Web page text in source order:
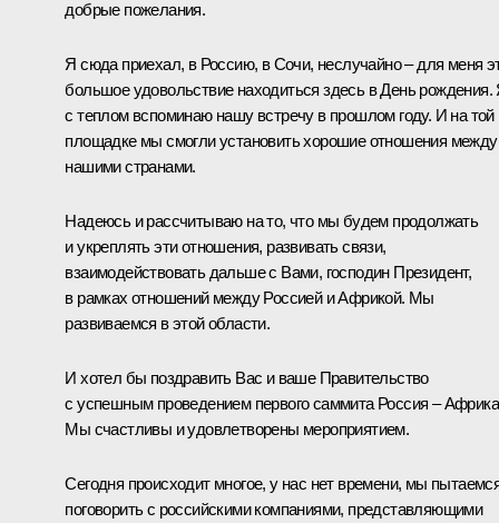
добрые пожелания.
Я сюда приехал, в Россию, в Сочи, неслучайно – для меня
большое удовольствие находиться здесь в День рождения.
с теплом вспоминаю нашу встречу в прошлом году. И на той
площадке мы смогли установить хорошие отношения между
нашими странами.
Надеюсь и рассчитываю на то, что мы будем продолжать
и укреплять эти отношения, развивать связи,
взаимодействовать дальше с Вами, господин Президент,
в рамках отношений между Россией и Африкой. Мы
развиваемся в этой области.
И хотел бы поздравить Вас и ваше Правительство
с успешным проведением первого саммита Россия –
Мы счастливы и удовлетворены мероприятием.
Сегодня происходит многое, у нас нет времени, мы
поговорить с российскими компаниями, представляющими